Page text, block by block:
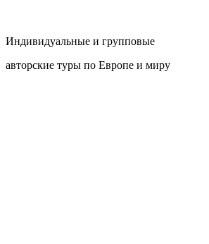
Индивидуальные и групповые
авторские туры по Европе и миру